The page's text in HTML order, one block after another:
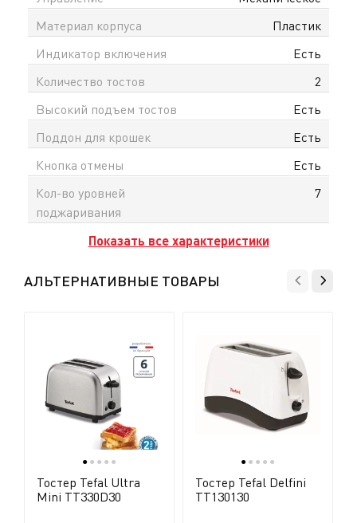
Материал корпуса
Пластик
Индикатор включения
Есть
Количество тостов
2
Высокий подъем тостов
Есть
Поддон для крошек
Есть
Кнопка отмены
Есть
Кол-во уровней
поджаривания
7
Показать все характеристики
АЛЬТЕРНАТИВНЫЕ ТОВАРЫ
● ● ● ● ●
Тостер Tefal Ultra
Mini TT330D30
● ● ● ● ●
Тостер Tefal Delfini
TT130130